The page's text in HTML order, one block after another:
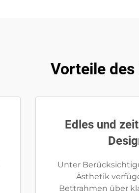
Vorteile
Edles und
Unter
Ästhetik
Bettrahmen über